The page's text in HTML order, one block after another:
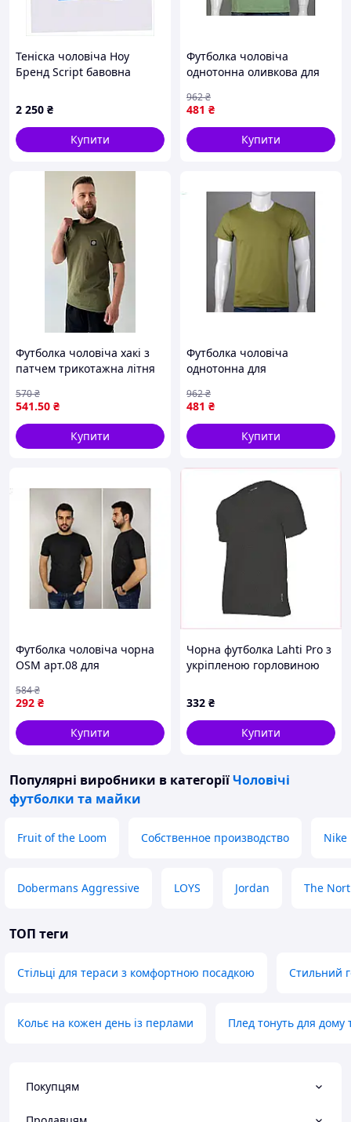
Теніска чоловіча Ноу
Бренд Script бавовна
2 250 ₴
Купити
Футболка чоловіча
однотонна оливкова для
бавовни з еластаном
481 ₴
962₴
Купити
Футболка чоловіча хакі з
патчем трикотажна літня
UZQtime3039
541.50 ₴
570₴
Купити
Футболка чоловіча
однотонна для
бавовни та еластану колір
хакі
481 ₴
962₴
Купити
Футболка чоловіча чорна
OSM арт.08 для
стильна та зручна
292 ₴
584₴
Купити
Чорна футболка Lahti Pro з
укріпленою горловиною
332 ₴
Купити
Популярні виробники в категоріїЧоловічі
футболки та майки
Fruit of the Loom Собственное производство Nike
Dobermans Aggressive LOYS Jordan The
ТОП теги
Стільці для тераси з комфортною посадкою Стильний
Кольє на кожен день із перлами Плед тонуть для дому
Покупцям